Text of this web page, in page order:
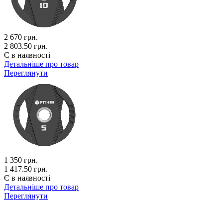
2 670 грн.
2 803.50 грн.
Є в наявності
Детальніше про товар
Переглянути
1 350 грн.
1 417.50 грн.
Є в наявності
Детальніше про товар
Переглянути